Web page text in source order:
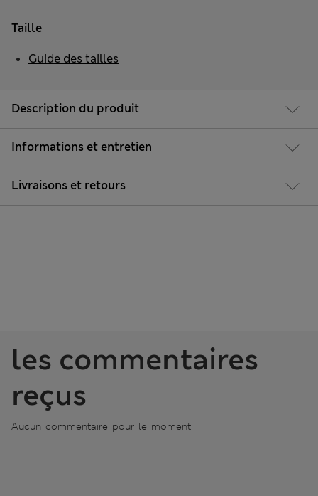
Description du produit
Informations et entretien
Livraisons et retours
Taille
Guide des tailles
les commentaires
reçus
Aucun commentaire pour le moment